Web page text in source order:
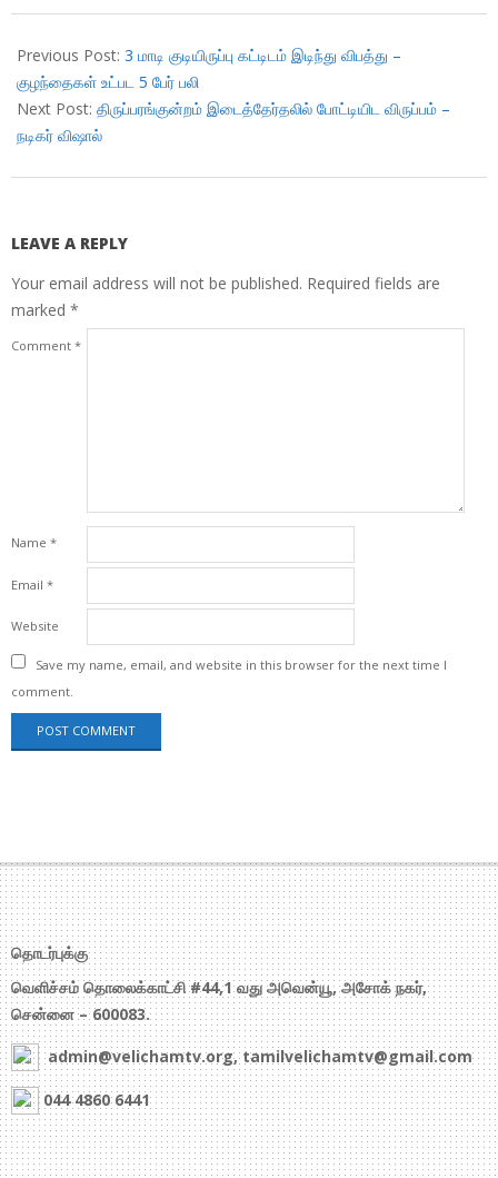
09-
27
Previous Post: 3 மாடி குடியிருப்பு கட்டிடம் இடிந்து விபத்து –
குழந்தைகள் உட்பட 5 பேர் பலி
Next Post: திருப்பரங்குன்றம் இடைத்தேர்தலில் போட்டியிட விருப்பம் –
நடிகர் விஷால்
LEAVE A REPLY
Your email address will not be published. Required fields are
marked *
Comment *
Name *
Email *
Website
Save my name, email, and website in this browser for the next time I
comment.
தொடர்புக்கு
வெளிச்சம் தொலைக்காட்சி #44,1 வது அவென்யூ, அசோக் நகர்,
சென்னை – 600083.
admin@velichamtv.org, tamilvelichamtv@gmail.com
044 4860 6441